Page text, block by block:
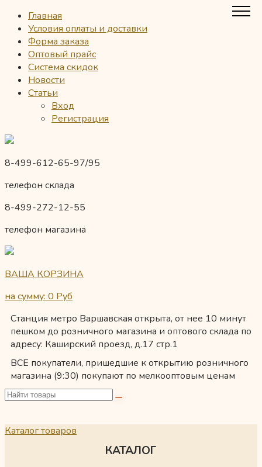
Главная
Условия оплаты и доставки
Форма заказа
Оптовый прайс
Система скидок
Новости
Статьи
Вход
Регистрация
8-499-612-65-97/95
телефон склада
8-499-272-12-55
телефон магазина
ВАША КОРЗИНА
на сумму: 0 Руб
Станция метро Варшавская открыта, от нее 10 минут
пешком до розничного магазина и оптового склада по
адресу: Каширский проезд, д.17 стр.1
ВСЕ покупатели, пришедшие к открытию розничного
магазина (9:30) покупают по мелкооптовым ценам
Каталог товаров
КАТАЛОГ